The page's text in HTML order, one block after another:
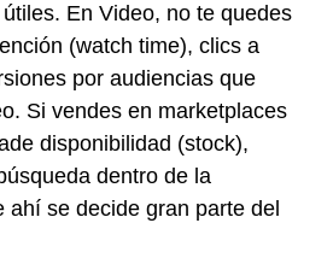
En Video, no te quedes
(watch time), clics a
por audiencias que
Si vendes en marketplaces
disponibilidad (stock),
dentro de la
ahí se decide gran parte del